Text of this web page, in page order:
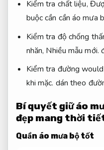
Kiểm tra chất liệu,
buộc cần cần áo
Kiểm tra độ chống
nhăn, Nhiều mẫu mới.
Kiểm tra đường
khi mặc. dán theo
Bí quyết giữ áo
đẹp mang thời
Quần áo mưa bộ tốt